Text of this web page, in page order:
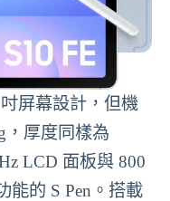
屏幕設計，但機
，厚度同樣為
LCD 面板與 800
能的 S Pen。搭載